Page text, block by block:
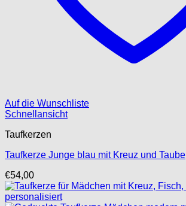
Auf die Wunschliste
Schnellansicht
Taufkerzen
Taufkerze Junge blau mit Kreuz und Taube
€54,00